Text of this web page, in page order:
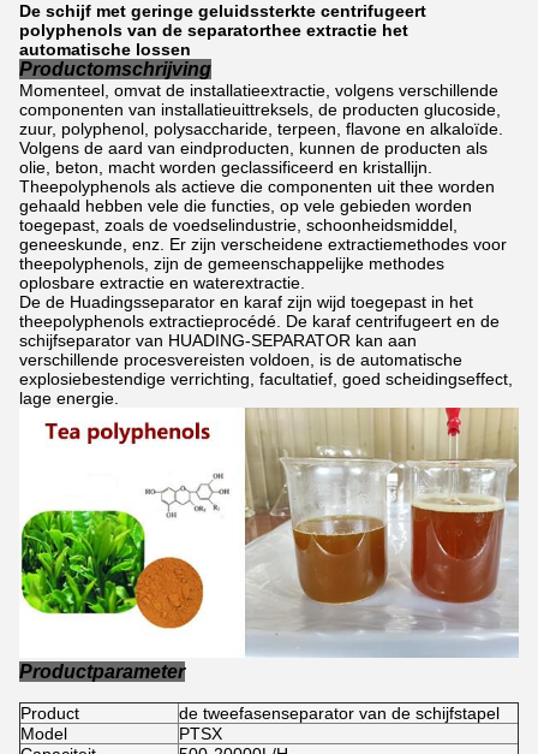
De schijf met geringe geluidssterkte centrifugeert
polyphenols van de separatorthee extractie het
automatische lossen
Productomschrijving
Momenteel, omvat de installatieextractie, volgens verschillende
componenten van installatieuittreksels, de producten glucoside,
zuur, polyphenol, polysaccharide, terpeen, flavone en alkaloïde.
Volgens de aard van eindproducten, kunnen de producten als
olie, beton, macht worden geclassificeerd en kristallijn.
Theepolyphenols als actieve die componenten uit thee worden
gehaald hebben vele die functies, op vele gebieden worden
toegepast, zoals de voedselindustrie, schoonheidsmiddel,
geneeskunde, enz. Er zijn verscheidene extractiemethodes voor
theepolyphenols, zijn de gemeenschappelijke methodes
oplosbare extractie en waterextractie.
De de Huadingsseparator en karaf zijn wijd toegepast in het
theepolyphenols extractieprocédé. De karaf centrifugeert en de
schijfseparator van HUADING-SEPARATOR kan aan
verschillende procesvereisten voldoen, is de automatische
explosiebestendige verrichting, facultatief, goed scheidingseffect,
lage energie.
Productparameter
Product
de tweefasenseparator van de schijfstapel
Model
PTSX